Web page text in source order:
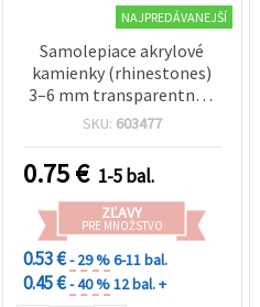
NAJPREDÁVANEJŠÍ
Samolepiace akrylové
kamienky (rhinestones)
3–6 mm transparentné –
165 ks
SKU: 603477
0.75€ 1-5 bal.
ZĽAVY
PRE MNOŽSTVO
0.53 €- 29 %6-11 bal.
0.45 €- 40 %12 bal. +